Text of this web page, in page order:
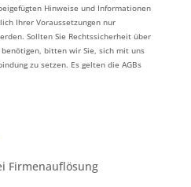
Hinweise und Informationen
Ihrer Voraussetzungen nur
Sollten Sie Rechtssicherheit über
bitten wir Sie, sich mit uns
zu setzen. Es gelten die AGBs
Firmenauflösung